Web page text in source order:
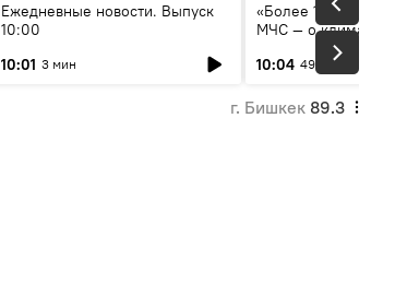
Ежедневные новости. Выпуск
10:00
10:01 3 мин
«Более 1200 сёл в
МЧС — о климате,
системе
населения
10:04 49 мин
г. Бишкек 89.3